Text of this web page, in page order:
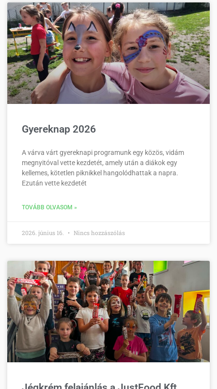
Gyereknap 2026
A várva várt gyereknapi programunk egy közös, vidám
megnyitóval vette kezdetét, amely után a diákok egy
kellemes, kötetlen piknikkel hangolódhattak a napra.
Ezután vette kezdetét
TOVÁBB OLVASOM »
2026. június 16. Nincs hozzászólás